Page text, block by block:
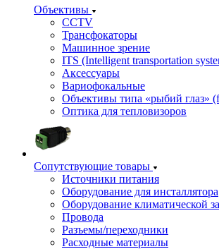
Объективы
CCTV
Трансфокаторы
Машинное зрение
ITS (Intelligent transportation
Аксессуары
Вариофокальные
Объективы типа «рыбий глаз»
Оптика для тепловизоров
Сопутствующие товары
Источники питания
Оборудование для инсталлятора
Оборудование климатической
Провода
Разъемы/переходники
Расходные материалы